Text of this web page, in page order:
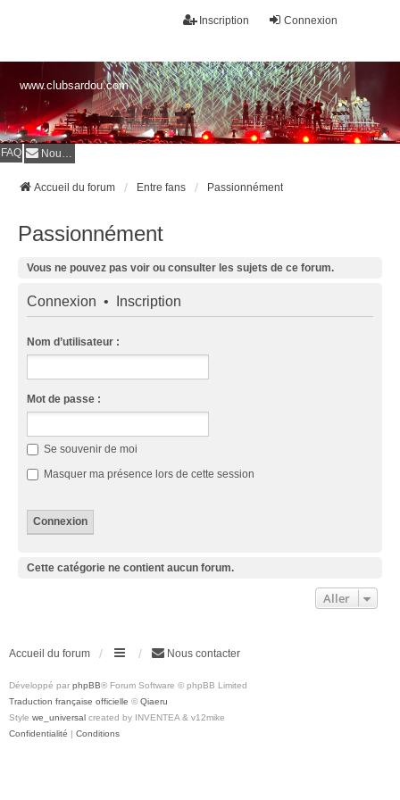
Connexion
Inscription
www.clubsardou.com
FAQ Nous contacter
Accueil du forum Entre fans Passionnément
Passionnément
Vous ne pouvez pas voir ou consulter les sujets de ce forum.
Connexion • Inscription
Nom d’utilisateur :
Mot de passe :
Se souvenir de moi
Masquer ma présence lors de cette session
Cette catégorie ne contient aucun forum.
Aller
Accueil du forum Nous contacter
Développé par phpBB® Forum Software © phpBB Limited
Traduction française officielle © Qiaeru
Style we_universal created by INVENTEA & v12mike
Confidentialité | Conditions